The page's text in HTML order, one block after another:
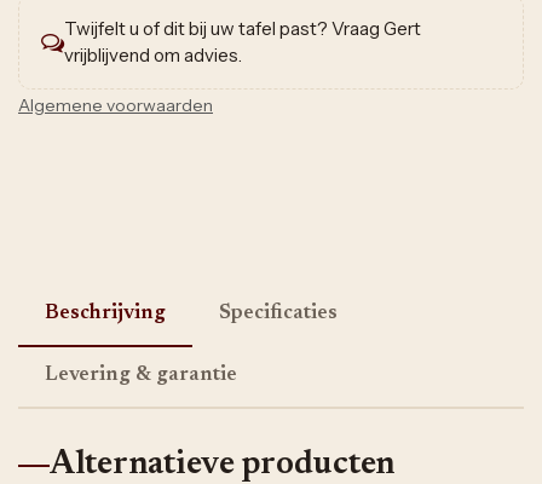
Twijfelt u of dit bij uw tafel past? Vraag Gert
vrijblijvend om advies.
Algemene voorwaarden
Beschrijving Specificaties
Levering & garantie
Alternatieve producten